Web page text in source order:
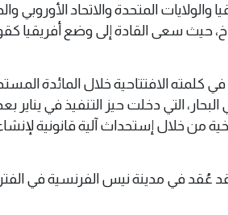
المتحدة والاتحاد الأوروبي
حيث سعى القادة إلى وضع أفريقيا
كلمته الافتتاحية خلال المائدة
التي دخلت حيز التنفيذ في يناير
تاريخية من خلال إستحداث آلية قانونية